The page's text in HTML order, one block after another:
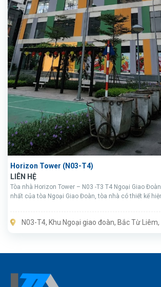
Horizon Tower (N03-T4)
LIÊN HỆ
Tòa nhà Horizon Tower – N03 -T3 T4 Ngoại Giao
nhất của tòa Ngoại Giao Đoàn, tòa nhà có thiết kế
N03-T4, Khu Ngoại giao đoàn, Bắc Từ Liêm,